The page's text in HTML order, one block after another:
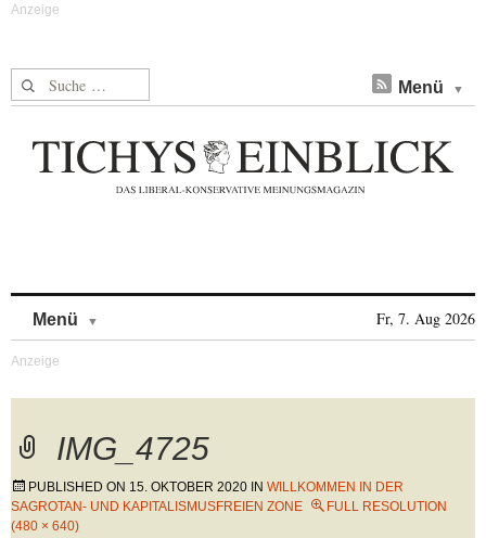
Suche nach: Menü
Menü Fr, 7. Aug 2026
IMG_4725
PUBLISHED ON 15. OKTOBER 2020 IN WILLKOMMEN IN DER
SAGROTAN- UND KAPITALISMUSFREIEN ZONE
FULL RESOLUTION
(480 × 640)